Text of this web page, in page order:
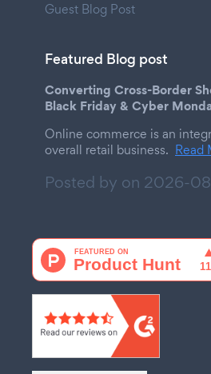
Guest Blog Post
Featured Blog post
Converting Cross-Border
Black Friday & Cyber
Online commerce is an
overall retail business. Read
Posted by on 2026-